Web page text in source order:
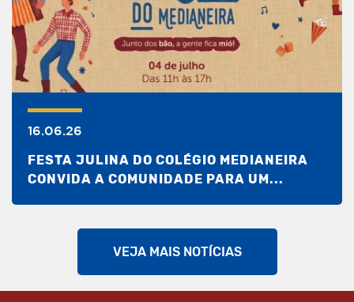
16.06.26
FESTA JULINA DO COLÉGIO MEDIANEIRA
CONVIDA A COMUNIDADE PARA UM...
VEJA MAIS NOTÍCIAS